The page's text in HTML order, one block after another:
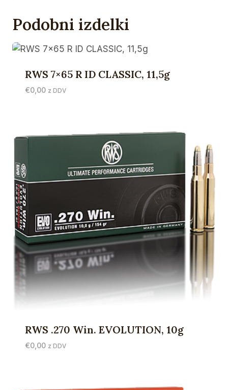
Podobni izdelki
RWS 7×65 R ID CLASSIC, 11,5g
€0,00 z DDV
RWS .270 Win. EVOLUTION, 10g
€0,00 z DDV